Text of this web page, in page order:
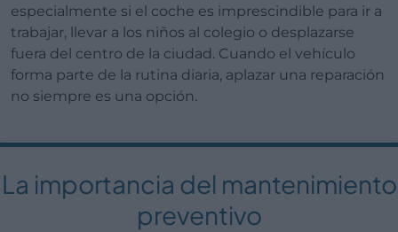
especialmente si el coche es imprescindible para ir a
trabajar, llevar a los niños al colegio o desplazarse
fuera del centro de la ciudad. Cuando el vehículo
forma parte de la rutina diaria, aplazar una reparación
no siempre es una opción.
La importancia del mantenimiento
preventivo